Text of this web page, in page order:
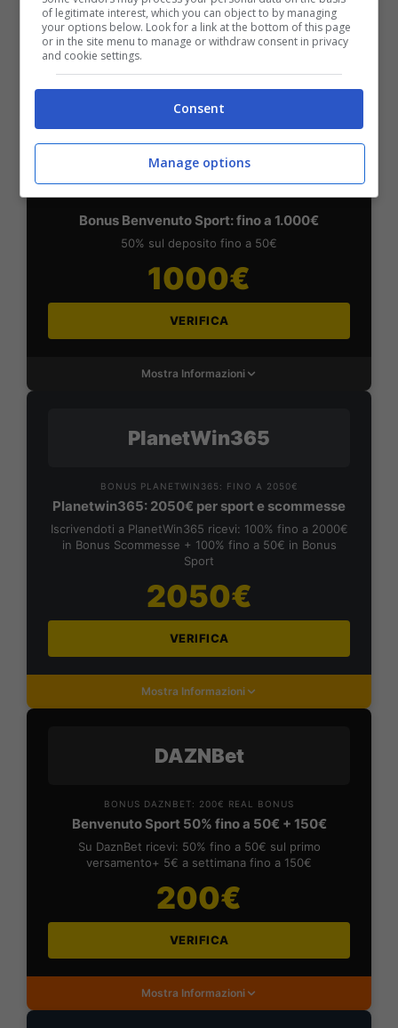
VERIFICA
Mostra Informazioni
SNAI
Bonus Benvenuto Sport: fino a 1.000€
50% sul deposito fino a 50€
1000€
VERIFICA
Mostra Informazioni
PlanetWin365
BONUS PLANETWIN365: FINO A 2050€
Planetwin365: 2050€ per sport e scommesse
Iscrivendoti a PlanetWin365 ricevi: 100% fino a 2000€
in Bonus Scommesse + 100% fino a 50€ in Bonus
Sport
2050€
VERIFICA
Mostra Informazioni
DAZNBet
BONUS DAZNBET: 200€ REAL BONUS
Benvenuto Sport 50% fino a 50€ + 150€
Su DaznBet ricevi: 50% fino a 50€ sul primo
versamento+ 5€ a settimana fino a 150€
200€
VERIFICA
Mostra Informazioni
of legitimate interest, which you can object to by managing
your options below. Look for a link at the bottom of this page
or in the site menu to manage or withdraw consent in privacy
and cookie settings.
Consent
Manage options